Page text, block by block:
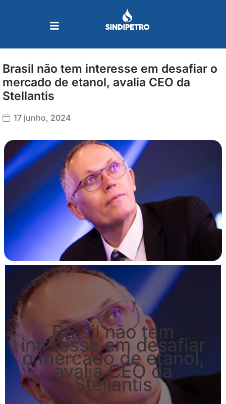
Brasil não tem interesse em desafiar o
mercado de etanol, avalia CEO da
Stellantis
17 junho, 2024
Brasil não tem
interesse em desafiar
o mercado de etanol,
avalia CEO da
Stellantis